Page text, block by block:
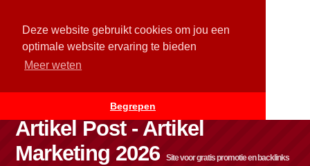
Deze website gebruikt cookies om jou een
optimale website ervaring te bieden
Meer weten
Begrepen
Artikel Post - Artikel
Marketing 2026
Site voor gratis promotie en backlinks